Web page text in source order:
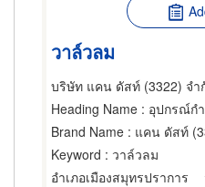
วาล์วลม
บริษัท แคน ดัสท์ (3322) จำ
Heading Name : อุปกรณ์ก
Brand Name : แคน ดัสท์
Keyword : วาล์วลม
อำเภอเมืองสมุทรปราการ